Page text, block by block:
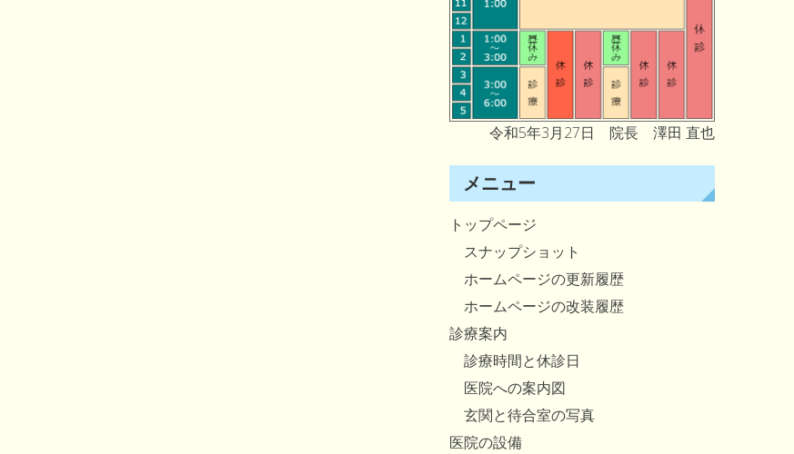
令和5年3月27日 院長 澤田 直也
メニュー
トップページ
スナップショット
ホームページの更新履歴
ホームページの改装履歴
診療案内
診療時間と休診日
医院への案内図
玄関と待合室の写真
医院の設備